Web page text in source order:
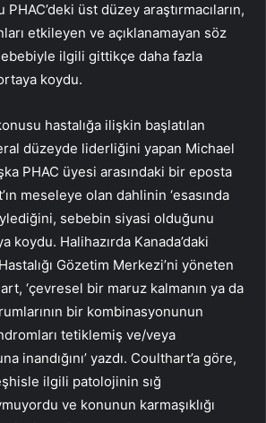
üst düzey araştırmacıların,
etkileyen ve açıklanamayan söz
ilgili gittikçe daha fazla
koydu.
hastalığa ilişkin başlatılan
düzeyde liderliğini yapan Michael
PHAC üyesi arasındaki bir eposta
meseleye olan dahlinin ‘esasında
sebebin siyasi olduğunu
koydu. Halihazırda Kanada’daki
Gözetim Merkezi’ni yöneten
‘çevresel bir maruz kalmanın ya da
bir kombinasyonunun
tetiklemiş ve/veya
inandığını’ yazdı. Coulthart’a göre,
ilgili patolojinin sığ
ve konunun karmaşıklığı